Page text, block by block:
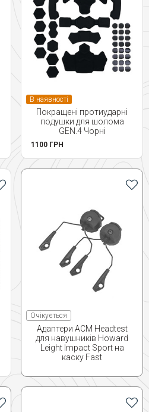
В наявності
Покращені протиударні
подушки для шолома
GEN.4 Чорні
1100 ГРН
Очікується
Адаптери ACM Headtest
для навушників Howard
Leight Impact Sport на
каску Fast